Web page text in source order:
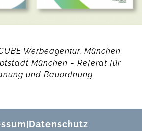
Werbeagentur, München
München – Referat für
und Bauordnung
|Datenschutz